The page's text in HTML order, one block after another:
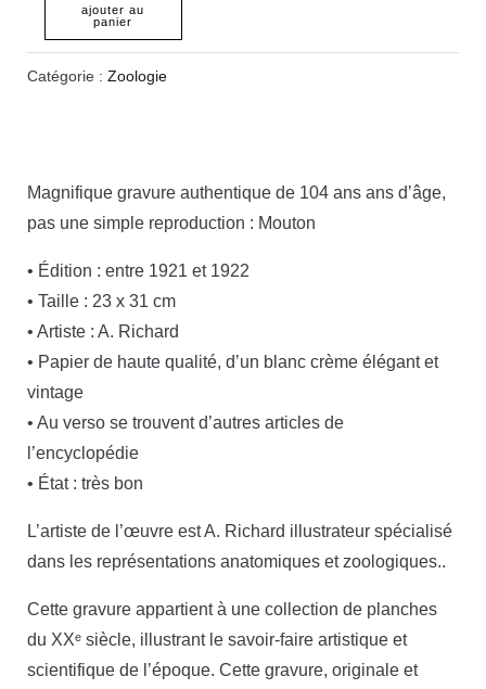
ajouter au
panier
Catégorie : Zoologie
Magnifique gravure authentique de 104 ans ans d’âge,
pas une simple reproduction : Mouton
• Édition : entre 1921 et 1922
• Taille : 23 x 31 cm
• Artiste : A. Richard
• Papier de haute qualité, d’un blanc crème élégant et
vintage
• Au verso se trouvent d’autres articles de
l’encyclopédie
• État : très bon
L’artiste de l’œuvre est A. Richard illustrateur spécialisé
dans les représentations anatomiques et zoologiques..
Cette gravure appartient à une collection de planches
du XXᵉ siècle, illustrant le savoir-faire artistique et
scientifique de l’époque. Cette gravure, originale et